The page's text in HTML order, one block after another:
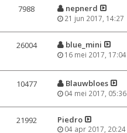
7988 nepnerd
21 jun 2017, 14:27
26004 blue_mini
16 mei 2017, 17:04
10477 Blauwbloes
04 mei 2017, 05:36
21992 Piedro
04 apr 2017, 20:24